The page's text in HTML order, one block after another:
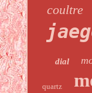
coultre
dial
quartz